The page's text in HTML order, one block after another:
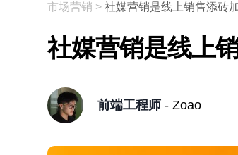
市场营销 >社媒营销是线上销售添砖
社媒营销是线上
前端工程师- Zoao